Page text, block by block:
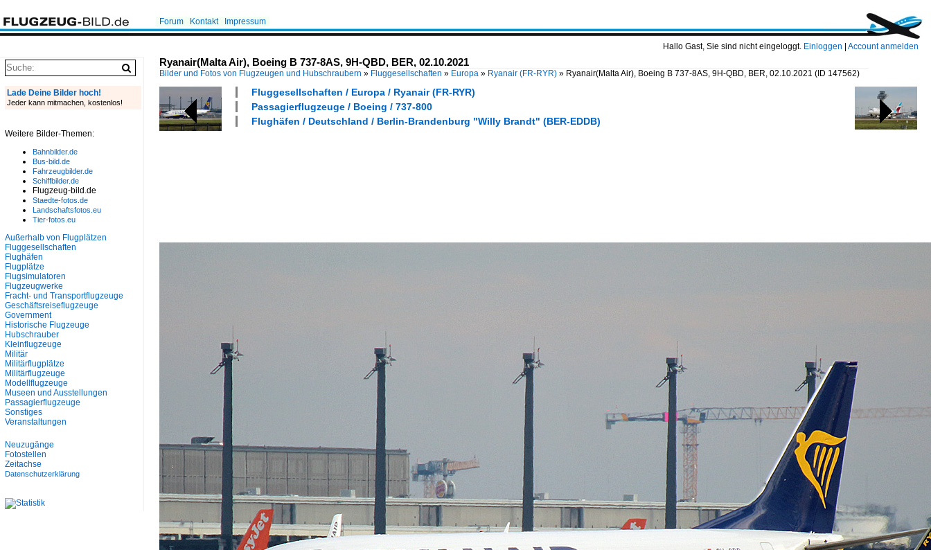
Hallo Gast, Sie sind nicht eingeloggt. Einloggen Account anmelden
Forum Kontakt Impressum
Ryanair(Malta Air), Boeing B 737-8AS, 9H-QBD, BER, 02.10.2021
Bilder und Fotos von Flugzeugen und Hubschraubern » Fluggesellschaften » Europa » Ryanair (FR-RYR) » Ryanair(Malta Air), Boeing B 737-8AS, 9H-QBD, BER, 02.10.2021 (ID 147562)
Fluggesellschaften / Europa / Ryanair (FR-RYR)
Passagierflugzeuge / Boeing / 737-800
Flughäfen / Deutschland / Berlin-Brandenburg "Willy Brandt" (BER-EDDB)
Lade Deine Bilder hoch!
Jeder kann mitmachen, kostenlos!
Weitere Bilder-Themen:
Bahnbilder.de
Bus-bild.de
Fahrzeugbilder.de
Schiffbilder.de
Flugzeug-bild.de
Staedte-fotos.de
Landschaftsfotos.eu
Tier-fotos.eu
Außerhalb von Flugplätzen
Fluggesellschaften
Flughäfen
Flugplätze
Flugsimulatoren
Flugzeugwerke
Fracht- und Transportflugzeuge
Geschäftsreiseflugzeuge
Government
Historische Flugzeuge
Hubschrauber
Kleinflugzeuge
Militär
Militärflugplätze
Militärflugzeuge
Modellflugzeuge
Museen und Ausstellungen
Passagierflugzeuge
Sonstiges
Veranstaltungen
Neuzugänge
Fotostellen
Zeitachse
Datenschutzerklärung